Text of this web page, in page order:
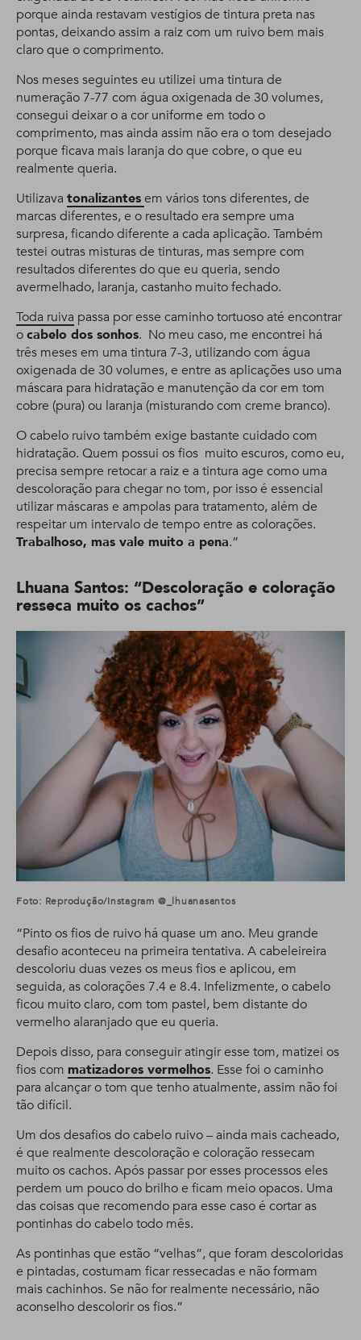
porque ainda restavam vestígios de tintura preta nas
pontas, deixando assim a raiz com um ruivo bem mais
claro que o comprimento.
Nos meses seguintes eu utilizei uma tintura de
numeração 7-77 com água oxigenada de 30 volumes,
consegui deixar o a cor uniforme em todo o
comprimento, mas ainda assim não era o tom desejado
porque ficava mais laranja do que cobre, o que eu
realmente queria.
Utilizava tonalizantesem vários tons diferentes, de
marcas diferentes, e o resultado era sempre uma
surpresa, ficando diferente a cada aplicação. Também
testei outras misturas de tinturas, mas sempre com
resultados diferentes do que eu queria, sendo
avermelhado, laranja, castanho muito fechado.
Toda ruiva passa por esse caminho tortuoso até encontrar
ocabelo dos sonhos. No meu caso, me encontrei há
três meses em uma tintura 7-3, utilizando com água
oxigenada de 30 volumes, e entre as aplicações uso uma
máscara para hidratação e manutenção da cor em tom
cobre (pura) ou laranja (misturando com creme branco).
O cabelo ruivo também exige bastante cuidado com
hidratação. Quem possui os fios muito escuros, como eu,
precisa sempre retocar a raiz e a tintura age como uma
descoloração para chegar no tom, por isso é essencial
utilizar máscaras e ampolas para tratamento, além de
respeitar um intervalo de tempo entre as colorações.
Trabalhoso, mas vale muito a pena.”
Lhuana Santos: “Descoloração e coloração
resseca muito os cachos”
Foto: Reprodução/Instagram @_lhuanasantos
“Pinto os fios de ruivo há quase um ano. Meu grande
desafio aconteceu na primeira tentativa. A cabeleireira
descoloriu duas vezes os meus fios e aplicou, em
seguida, as colorações 7.4 e 8.4. Infelizmente, o cabelo
ficou muito claro, com tom pastel, bem distante do
vermelho alaranjado que eu queria.
Depois disso, para conseguir atingir esse tom, matizei os
fios com matizadores vermelhos. Esse foi o caminho
para alcançar o tom que tenho atualmente, assim não foi
tão difícil.
Um dos desafios do cabelo ruivo – ainda mais cacheado,
é que realmente descoloração e coloração ressecam
muito os cachos. Após passar por esses processos eles
perdem um pouco do brilho e ficam meio opacos. Uma
das coisas que recomendo para esse caso é cortar as
pontinhas do cabelo todo mês.
As pontinhas que estão “velhas”, que foram descoloridas
e pintadas, costumam ficar ressecadas e não formam
mais cachinhos. Se não for realmente necessário, não
aconselho descolorir os fios.”